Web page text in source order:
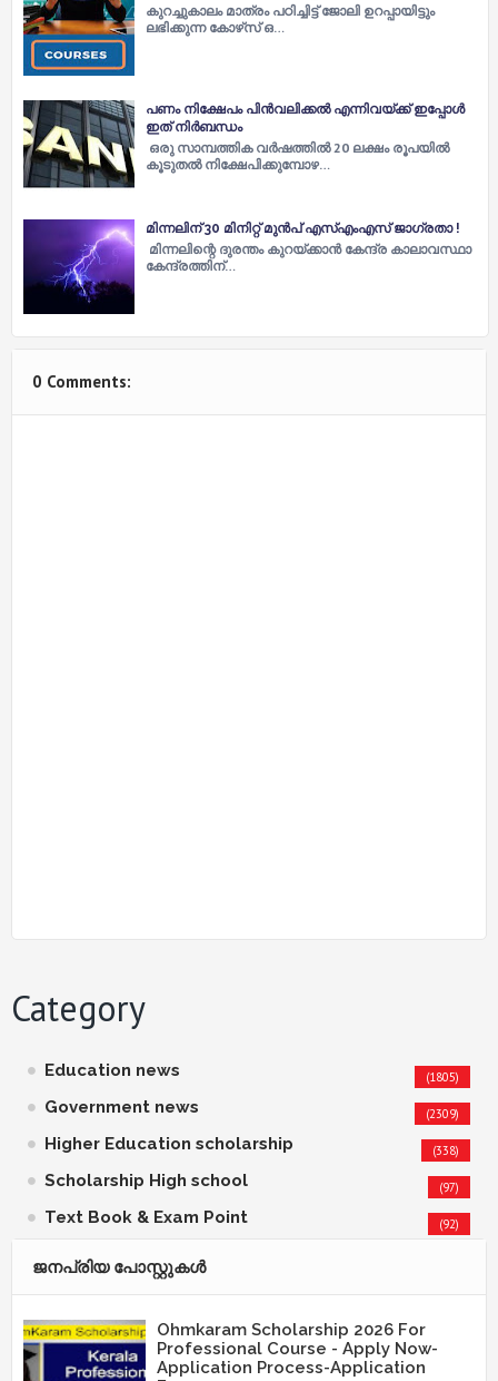
കുറച്ചുകാലം മാത്രം പഠിച്ചിട്ട് ജോലി ഉറപ്പായിട്ടും
ലഭിക്കുന്ന കോഴ്‌സ് ഒ…
പണം നിക്ഷേപം പിൻവലിക്കൽ എന്നിവയ്ക്ക് ഇപ്പോൾ
ഇത് നിർബന്ധം
ഒരു സാമ്പത്തിക വർഷത്തിൽ 20 ലക്ഷം രൂപയിൽ
കൂടുതൽ നിക്ഷേപിക്കുമ്പോഴ…
മിന്നലിന് 30 മിനിറ്റ് മുന്‍പ് എസ്‌എംഎസ് ജാഗ്രതാ !
മിന്നലിന്റെ ദുരന്തം കുറയ്ക്കാന്‍ കേന്ദ്ര കാലാവസ്ഥാ
കേന്ദ്രത്തിന്…
0 Comments:
Category
Education news (1805)
Government news (2309)
Higher Education scholarship (338)
Scholarship High school (97)
Text Book & Exam Point (92)
ജനപ്രിയ പോസ്റ്റുകള്‍‌
Ohmkaram Scholarship 2026 For
Professional Course - Apply Now-
Application Process-Application